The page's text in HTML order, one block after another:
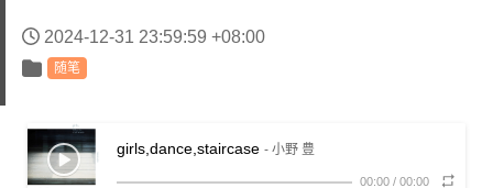
2024-12-31 23:59:59 +08:00
随笔
girls,dance,staircase - 小野 豊
00:00 / 00:00